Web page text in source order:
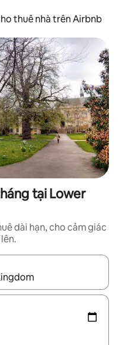
thuê nhà trên Airbnb
tại Lower
dài hạn, cho cảm giác
phím mũi tên lên và